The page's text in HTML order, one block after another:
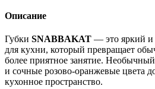
Описание
Губки SNABBAKAT — это яркий и
для кухни, который превращает
более приятное занятие.
и сочные розово-оранжевые цвета
кухонное пространство.